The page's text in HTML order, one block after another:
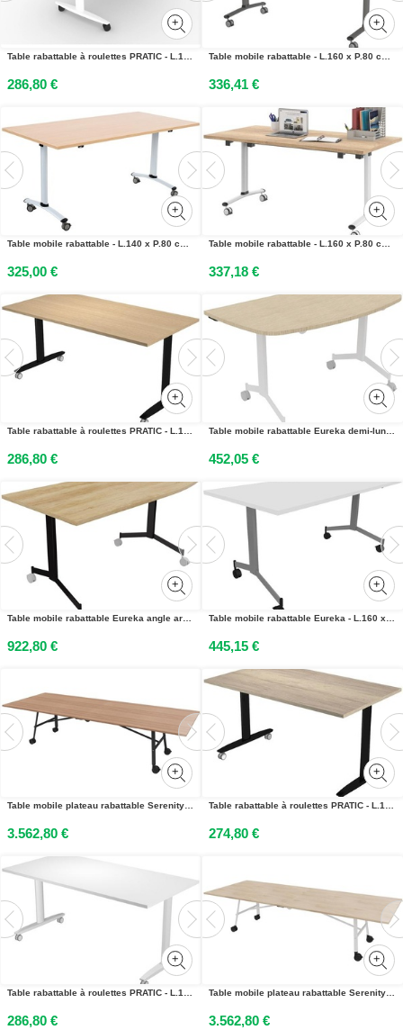
Table rabattable à roulettes PRATIC - L.160 x P.80 cm - Plateau Chêne - Pieds Blanc
286,80 €
Table mobile rabattable - L.160 x P.80 cm - Plateau Chêne - Pieds Aluminium
336,41 €
Table mobile rabattable - L.140 x P.80 cm - Plateau Chêne - Pieds Aluminium
325,00 €
Table mobile rabattable - L.160 x P.80 cm - Plateau Chêne canadien - Pieds Blanc
337,18 €
Table rabattable à roulettes PRATIC - L.160 x P.80 cm - Plateau Chêne - Pieds Noir
286,80 €
Table mobile rabattable Eureka demi-lune - L.140 x P.70 cm - Plateau Chêne - Pieds Blanc
452,05 €
Table mobile rabattable Eureka angle arrondi à droite - L.170 x P.80 cm - Plateau Chêne Nebraska - Pieds Noir
922,80 €
Table mobile rabattable Eureka - L.160 x P.80 cm - Plateau Blanc - Pieds Aluminium
445,15 €
Table mobile plateau rabattable Serenity 320 x 120 cm Noyer – Pied Noir
3.562,80 €
Table rabattable à roulettes PRATIC - L.140 x P.80 cm - Plateau Chêne Canadien - Pieds Noir
274,80 €
Table rabattable à roulettes PRATIC - L.160 x P.80 cm - Plateau Blanc - Pieds Aluminium
286,80 €
Table mobile plateau rabattable Serenity 320 x 120 cm Orme – Pied Blanc
3.562,80 €